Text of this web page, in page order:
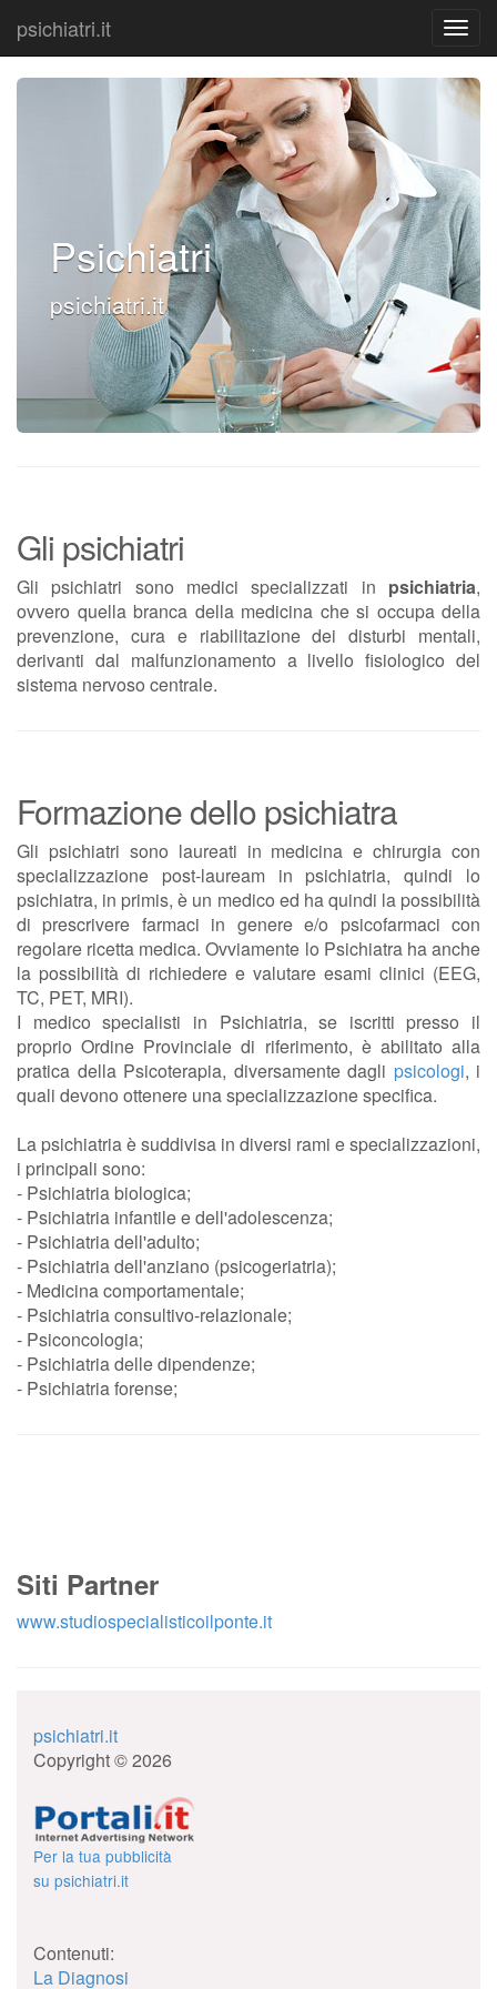
psichiatri.it
Psichiatri
psichiatri.it
Gli psichiatri
Gli psichiatri sono medici specializzati in psichiatria,
ovvero quella branca della medicina che si occupa della
prevenzione, cura e riabilitazione dei disturbi mentali,
derivanti dal malfunzionamento a livello fisiologico del
sistema nervoso centrale.
Formazione dello psichiatra
Gli psichiatri sono laureati in medicina e chirurgia con
specializzazione post-lauream in psichiatria, quindi lo
psichiatra, in primis, è un medico ed ha quindi la possibilità
di prescrivere farmaci in genere e/o psicofarmaci con
regolare ricetta medica. Ovviamente lo Psichiatra ha anche
la possibilità di richiedere e valutare esami clinici (EEG,
TC, PET, MRI).
I medico specialisti in Psichiatria, se iscritti presso il
proprio Ordine Provinciale di riferimento, è abilitato alla
pratica della Psicoterapia, diversamente dagli psicologi, i
quali devono ottenere una specializzazione specifica.
La psichiatria è suddivisa in diversi rami e specializzazioni,
i principali sono:
- Psichiatria biologica;
- Psichiatria infantile e dell'adolescenza;
- Psichiatria dell'adulto;
- Psichiatria dell'anziano (psicogeriatria);
- Medicina comportamentale;
- Psichiatria consultivo-relazionale;
- Psiconcologia;
- Psichiatria delle dipendenze;
- Psichiatria forense;
Siti Partner
www.studiospecialisticoilponte.it
psichiatri.it
Copyright © 2026
Per la tua pubblicità
su psichiatri.it
Contenuti:
La Diagnosi